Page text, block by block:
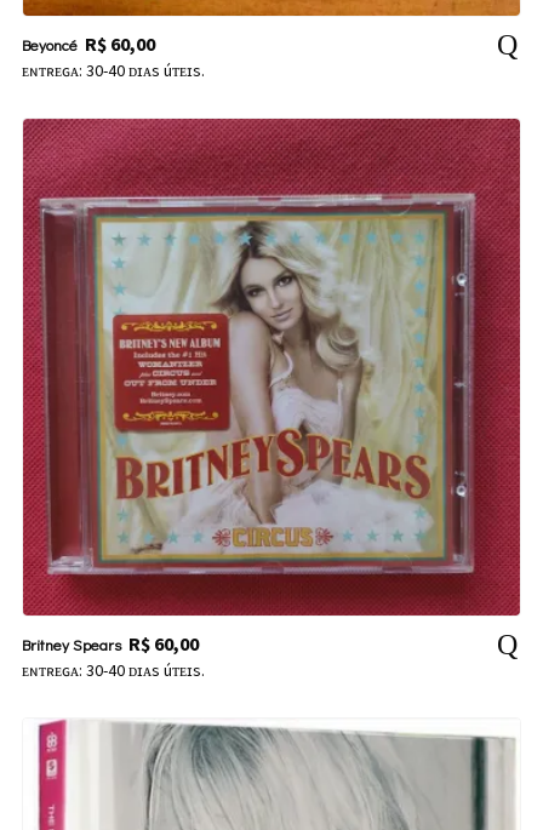
Beyoncé R$60,00
ᴇɴᴛʀᴇɢᴀ: 30-40 ᴅɪᴀs úᴛᴇɪs.
Britney Spears R$60,00
ᴇɴᴛʀᴇɢᴀ: 30-40 ᴅɪᴀs úᴛᴇɪs.